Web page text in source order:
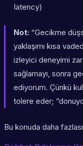
latency)
Not: “Gecikme
yaklaşımı kısa
izleyici deneyimi
sağlamayı, sonra
ediyorum. Çünkü
tolere eder;
Bu konuda daha